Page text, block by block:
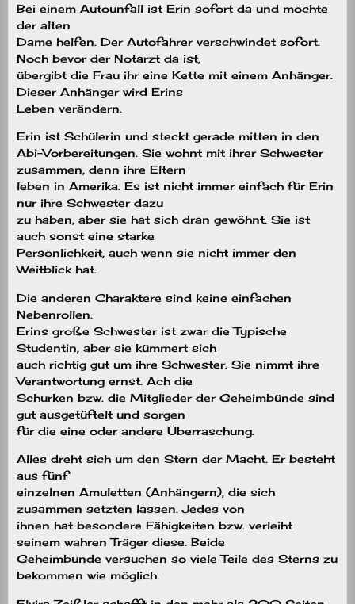
Bei einem Autounfall ist Erin sofort da und möchte
der alten
Dame helfen. Der Autofahrer verschwindet sofort.
Noch bevor der Notarzt da ist,
übergibt die Frau ihr eine Kette mit einem Anhänger.
Dieser Anhänger wird Erins
Leben verändern.
Erin ist Schülerin und steckt gerade mitten in den
Abi-Vorbereitungen. Sie wohnt mit ihrer Schwester
zusammen, denn ihre Eltern
leben in Amerika. Es ist nicht immer einfach für Erin
nur ihre Schwester dazu
zu haben, aber sie hat sich dran gewöhnt. Sie ist
auch sonst eine starke
Persönlichkeit, auch wenn sie nicht immer den
Weitblick hat.
Die anderen Charaktere sind keine einfachen
Nebenrollen.
Erins große Schwester ist zwar die Typische
Studentin, aber sie kümmert sich
auch richtig gut um ihre Schwester. Sie nimmt ihre
Verantwortung ernst. Ach die
Schurken bzw. die Mitglieder der Geheimbünde sind
gut ausgetüftelt und sorgen
für die eine oder andere Überraschung.
Alles dreht sich um den Stern der Macht. Er besteht
aus fünf
einzelnen Amuletten (Anhängern), die sich
zusammen setzten lassen. Jedes von
ihnen hat besondere Fähigkeiten bzw. verleiht
seinem wahren Träger diese. Beide
Geheimbünde versuchen so viele Teile des Sterns zu
bekommen wie möglich.